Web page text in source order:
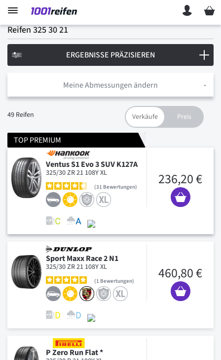
Mein
Reifen 325 30 21
Meine Abmessungen ändern
49 Reifen
TOP PREMIUM
Ventus S1 Evo 3 SUV K127A
325/30 ZR 21 108Y XL
31 Bewertungen 236,20 €
Sport Maxx Race 2 N1
325/30 ZR 21 108Y XL
1 Bewertungen 460,80 €
P Zero Run Flat *
ERGEBNISSE PRÄZISIEREN